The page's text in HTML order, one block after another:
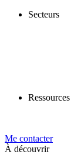
Secteurs
Ressources
Me contacter
À découvrir